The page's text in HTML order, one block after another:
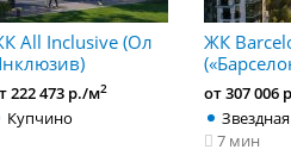
All Inclusive (Ол
222 473 р./м2
Купчино
ЖК
от 307 006
Звездная
7 мин